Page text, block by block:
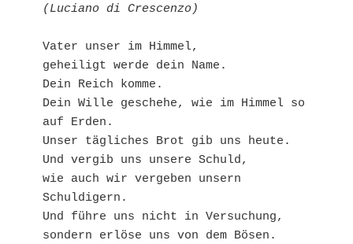
(Luciano di Crescenzo)
Vater unser im Himmel,
geheiligt werde dein Name.
Dein Reich komme.
Dein Wille geschehe, wie im Himmel so
auf Erden.
Unser tägliches Brot gib uns heute.
Und vergib uns unsere Schuld,
wie auch wir vergeben unsern
Schuldigern.
Und führe uns nicht in Versuchung,
sondern erlöse uns von dem Bösen.